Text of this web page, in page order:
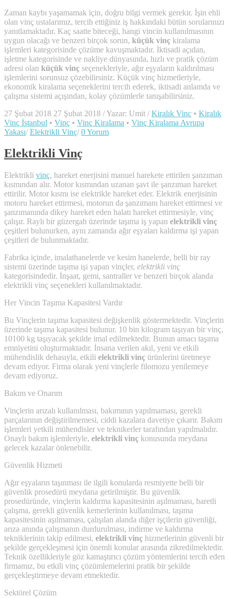
Zaman kaybı yaşamamak için, doğru bilgi vermek gerekir. İşin ehli
olan vinç ustalarımız, tercih ettiğiniz iş hakkındaki bütün sorularınızı
yanıtlamaktadır. Kaç saatte biteceği, hangi vincin kullanılmasının
uygun olacağı ve benzeri birçok sorun, küçük vinç kiralama
işlemleri kategorisinde çözüme kavuşmaktadır. İktisadi açıdan,
işletme kategorisinde ve nakliye dünyasında, hızlı ve pratik çözüm
adresi olan küçük vinç seçenekleriyle, ağır eşyaların kaldırılması
işlemlerini sorunsuz çözebilirsiniz. Küçük vinç hizmetleriyle,
ekonomik kiralama seçeneklerini tercih ederek, iktisadi anlamda ve
çalışma sistemi açışından, kolay çözümlerle tanışabilirsiniz.
27 Şubat 2018 27 Şubat 2018 /Yazar: Umit / Kiralık Vinç • Kiralık
Vinç İstanbul • Vinç • Vinç Kiralama • Vinç Kiralama Avrupa
Yakası/ Elektrikli Vinç/ 0 Yorum
Elektrikli Vinç
Elektrikli vinç, hareket enerjisini manuel harekete ettirilen şanzıman
kısmından alır. Motor kısmından uzanan şavt ile şanzıman hareket
ettirilir. Motor kısmı ise elektrikle hareket eder. Elektrik enerjisinin
motoru hareket ettirmesi, motorun da şanzımanı hareket ettirmesi ve
şanzımanında dikey hareket eden halatı hareket ettirmesiyle, vinç
çalışır. Raylı bir güzergah üzerinde taşıma iş yapan elektrikli vinç
çeşitleri bulunurken, aynı zamanda ağır eşyaları kaldırma işi yapan
çeşitleri de bulunmaktadır.
Fabrika içinde, imalathanelerde ve kesim hanelerde, belli bir ray
sistemi üzerinde taşıma işi yapan vinçler, elektrikli vinç
kategorisindedir. İnşaat, gemi, santraller ve benzeri birçok alanda
elektrikli vinç seçenekleri kullanılmaktadır.
Her Vincin Taşıma Kapasitesi Vardır
Bu Vinçlerin taşıma kapasitesi değişkenlik göstermektedir. Vinçlerin
üzerinde taşıma kapasitesi bulunur. 10 bin kilogram taşıyan bir vinç,
10100 kg taşıyacak şekilde imal edilmektedir. Bunun amacı taşıma
emniyetini oluşturmaktadır. İnsana verilen akıl, yeni ve etkili
mühendislik dehasıyla, etkili elektrikli vinç ürünlerini üretmeye
devam ediyor. Firma olarak yeni vinçlerle filomozu yenilemeye
devam ediyoruz.
Bakım ve Onarım
Vinçlerin arızalı kullanılması, bakımının yapılmaması, gerekli
parçalarının değiştirilmemesi, ciddi kazalara davetiye çıkarır. Bakım
işlemleri yetkili mühendisler ve teknikerler tarafından yapılmalıdır.
Onaylı bakım işlemleriyle, elektrikli vinç konusunda meydana
gelecek kazalar önlenebilir.
Güvenlik Hizmeti
Ağır eşyaların taşınması ile ilgili konularda resmiyette belli bir
güvenlik prosedürü meydana getirilmiştir. Bu güvenlik
prosedüründe, vinçlerin kaldırma kapasitesinin aşılmaması, baretli
çalışma, gerekli güvenlik kemerlerinin kullanılması, taşıma
kapasitesinin aşılmaması, çalışılan alanda diğer işçilerin güvenliği,
arıza anında çalışmanın durdurulması, indirme ve kaldırma
tekniklerinin takip edilmesi, elektrikli vinç hizmetlerinin güvenli bir
şekilde gerçekleşmesi için önemli konular arasında zikredilmektedir.
Teknik özellikleriyle göz kamaştırıcı çözüm yöntemlerini tercih eden
firmamız, bu etkili vinç çözümlemelerini pratik bir şekilde
gerçekleştirmeye devam etmektedir.
Sektörel Çözüm